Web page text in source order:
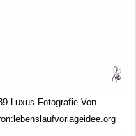
Luxus Fotografie Von